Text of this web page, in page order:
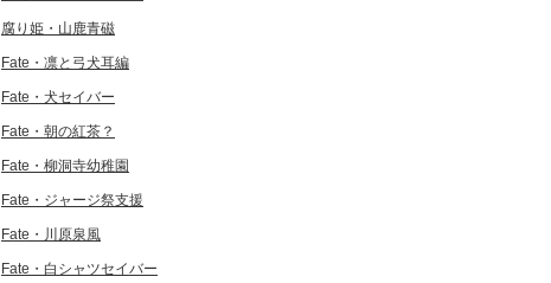
腐り姫・山鹿青磁
Fate・凛と弓犬耳編
Fate・犬セイバー
Fate・朝の紅茶？
Fate・柳洞寺幼稚園
Fate・ジャージ祭支援
Fate・川原泉風
Fate・白シャツセイバー